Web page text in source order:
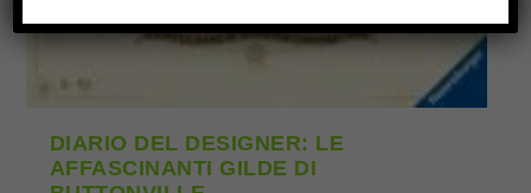
DIARIO DEL DESIGNER: LE
AFFASCINANTI GILDE DI